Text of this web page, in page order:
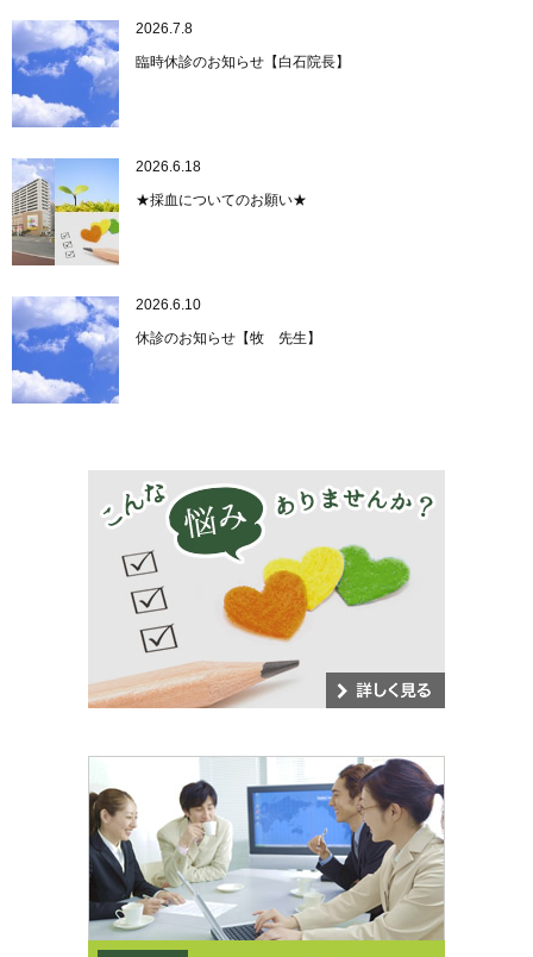
臨時休診のお知らせ【白石院長】
2026.7.8
★採血についてのお願い★
2026.6.18
休診のお知らせ【牧 先生】
2026.6.10